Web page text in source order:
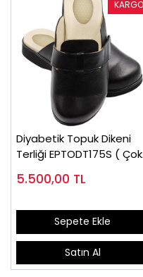
Diyabetik Topuk Dikeni
Terliği EPTODT175S ( Çok
5.500,00 TL
Sepete Ekle
Satın Al